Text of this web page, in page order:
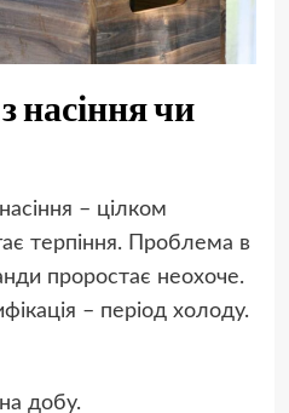
насіння чи
– цілком
терпіння. Проблема в
проростає неохоче.
– період холоду.
добу.